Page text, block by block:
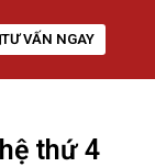
TƯ VẤN NGAY
thứ 4